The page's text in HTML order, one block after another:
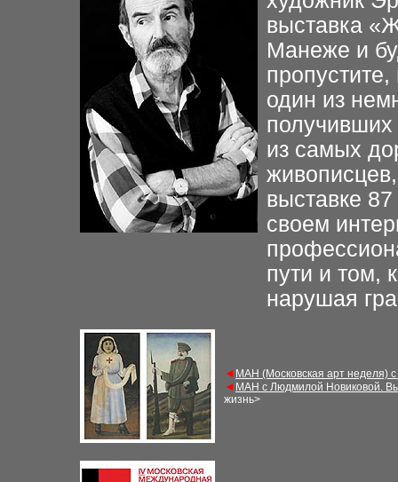
выставка
Манеже и
один из
из самых
выставке
своем
пути и том,
нарушая
◄ МАН (Московская арт неделя)
◄ МАН с Людмилой Новиковой.
жизнь>